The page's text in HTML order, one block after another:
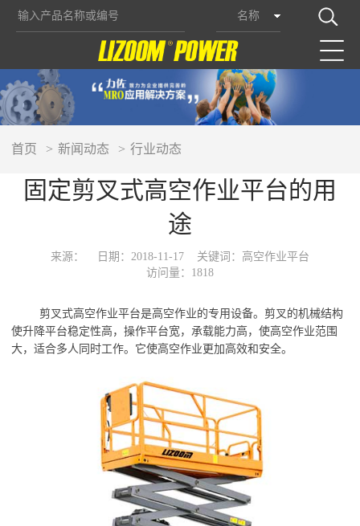
名称
首页 新闻动态 行业动态
固定剪叉式高空作业平台的用
途
来源： 日期：2018-11-17
关键词：高空作业平台
访问量：1818
剪叉式高空作业平台是高空作业的专用设备。 剪叉的机械结构
使升降平台稳定性高，操作平台宽，承载能力高，使高空作业范围
大，适合多人同时工作。它使高空作业更加高效和安全。